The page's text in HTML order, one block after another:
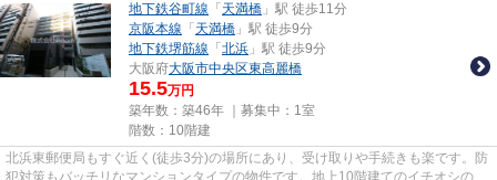
地下鉄谷町線 「 天満橋 」駅 徒歩11分
京阪本線 「 天満橋 」駅 徒歩9分
地下鉄堺筋線 「 北浜 」駅 徒歩9分
大阪府大阪市中央区東高麗橋
15.5万円
築年数：築46年 ｜募集中： 1室
階数：10階建
北浜東郵便局もすぐ近く(徒歩3分)の場所にあり、受け取りや手続きも楽です。防
犯対策もバッチリなマンションタイプの物件です。地上10階建てのイチオシの物